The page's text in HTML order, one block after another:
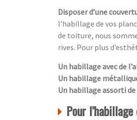
Disposer d’une
l’habillage de vos
de toiture, nous
rives. Pour plus
Un habillage avec de
Un habillage
Un habillage assorti
Pour